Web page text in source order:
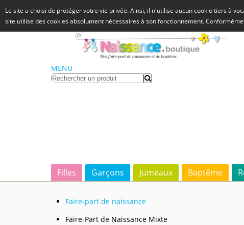
Le site a choisi de protéger votre vie privée. Ainsi, il n'utilise aucun cookie tiers à
site utilise des cookies absolument nécessaires à son fonctionnement.
MENU
Filles Garçons Jumeaux Baptême
Faire-part de naissance
Faire-Part de Naissance Mixte